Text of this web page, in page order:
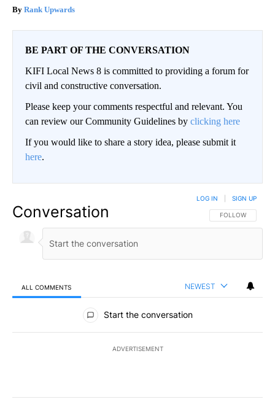
Rank Upwards
BE PART OF THE CONVERSATION
KIFI Local News 8 is committed to providing a forum for
civil and constructive conversation.
Please keep your comments respectful and relevant. You
can review our Community Guidelines by clicking here
If you would like to share a story idea, please submit it
here.
Conversation FOLLOW THIS
FOLLOW
LOG IN SIGN UP
ALL COMMENTS NEWEST
All Comments
Start the conversation
ADVERTISEMENT